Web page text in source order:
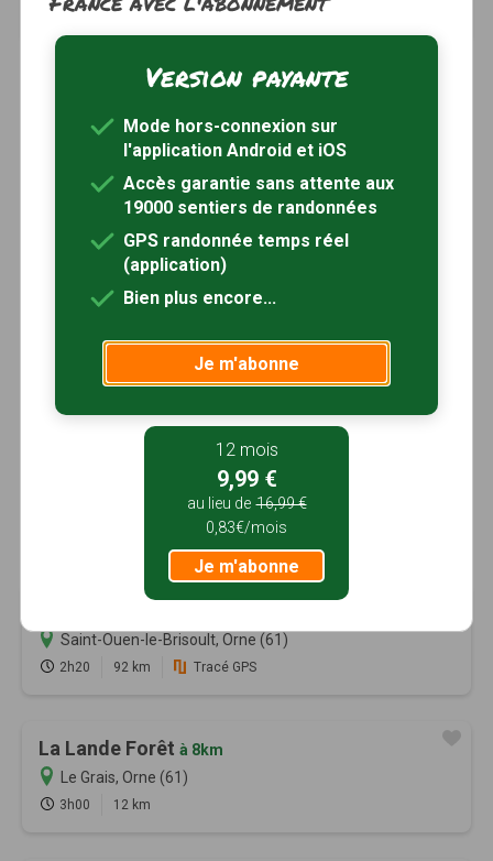
2h00 7.4 km Tracé GPS
Saint-Ouen-le-Brisoult, Orne (61)
2h20 92 km Tracé GPS
La Lande Forêt à 8km
Le Grais, Orne (61)
3h00 12 km
Version payante
Mode hors-connexion sur
l'application Android et iOS
Accès garantie sans attente aux
19000 sentiers de randonnées
GPS randonnée temps réel
(application)
Bien plus encore...
Je m'abonne
12 mois
9,99 €
au lieu de 16,99 €
0,83€/mois
Je m'abonne